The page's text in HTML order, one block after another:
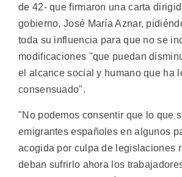
de 42- que firmaron una carta
gobierno, José María Aznar,
toda su influencia para que no se
modificaciones "que puedan
el alcance social y humano que ha
consensuado".
"No podemos consentir que lo que
emigrantes españoles en algunos
acogida por culpa de legislaciones
deban sufrirlo ahora los